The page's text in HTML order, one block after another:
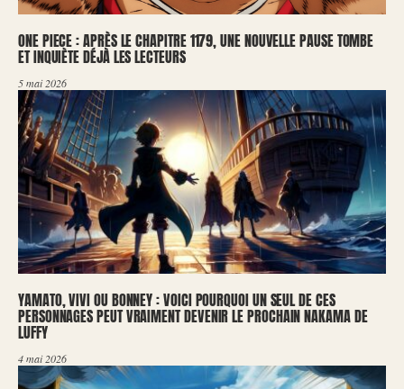
ONE PIECE : APRÈS LE CHAPITRE 1179, UNE NOUVELLE PAUSE TOMBE
ET INQUIÈTE DÉJÀ LES LECTEURS
5 mai 2026
YAMATO, VIVI OU BONNEY : VOICI POURQUOI UN SEUL DE CES
PERSONNAGES PEUT VRAIMENT DEVENIR LE PROCHAIN NAKAMA DE
LUFFY
4 mai 2026